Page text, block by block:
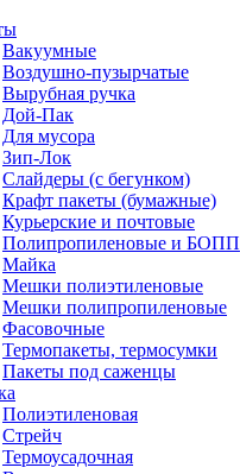
Вакуумные
Воздушно-пузырчатые
Вырубная ручка
Дой-Пак
Для мусора
Зип-Лок
Слайдеры (с бегунком)
Крафт пакеты (бумажные)
Курьерские и почтовые
Полипропиленовые и БОПП
Майка
Мешки полиэтиленовые
Мешки полипропиленовые
Фасовочные
Термопакеты, термосумки
Пакеты под саженцы
Полиэтиленовая
Стрейч
Термоусадочная